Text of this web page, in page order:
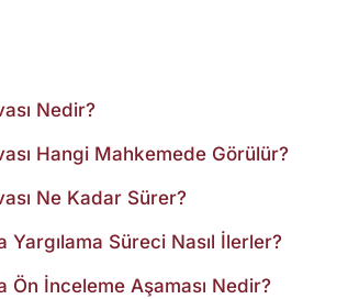
Nedir?
Hangi Mahkemede Görülür?
Ne Kadar Sürer?
Yargılama Süreci Nasıl İlerler?
Ön İnceleme Aşaması Nedir?